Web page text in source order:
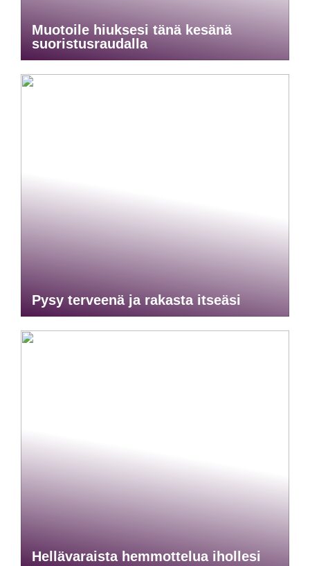
Muotoile hiuksesi tänä kesänä
suoristusraudalla
Pysy terveenä ja rakasta itseäsi
Hellävaraista hemmottelua ihollesi